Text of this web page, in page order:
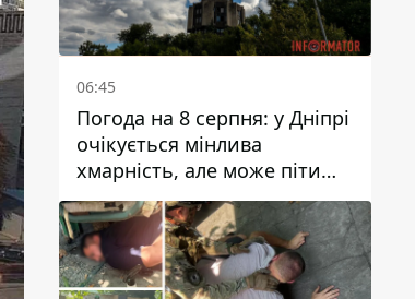
06:45
Погода на 8 серпня: у Дніпрі
очікується мінлива
хмарність, але може піти
дощ